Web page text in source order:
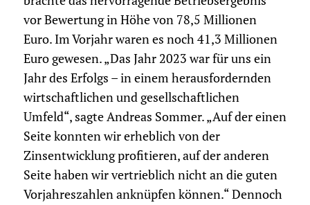
vor Bewertung in Höhe von 78,5 Millionen
Euro. Im Vorjahr waren es noch 41,3 Millionen
Euro gewesen. „Das Jahr 2023 war für uns ein
Jahr des Erfolgs – in einem herausfordernden
wirtschaftlichen und gesellschaftlichen
Umfeld“, sagte Andreas Sommer. „Auf der einen
Seite konnten wir erheblich von der
Zinsentwicklung profitieren, auf der anderen
Seite haben wir vertrieblich nicht an die guten
Vorjahreszahlen anknüpfen können.“ Dennoch